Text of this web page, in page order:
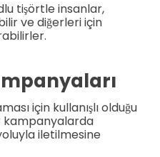
tişörtle insanlar,
ve diğerleri için
için kullanışlı olduğu
kampanyalarda
iletilmesine